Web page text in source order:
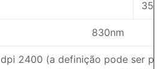
830nm
dpi 2400 (a definição pode ser